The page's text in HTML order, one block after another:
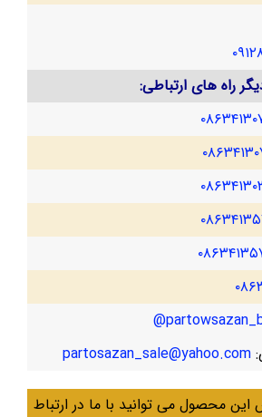
راه های ارتباطی:
partosazan_sale@yahoo.com
محصول می توانید با ما در ارتباط